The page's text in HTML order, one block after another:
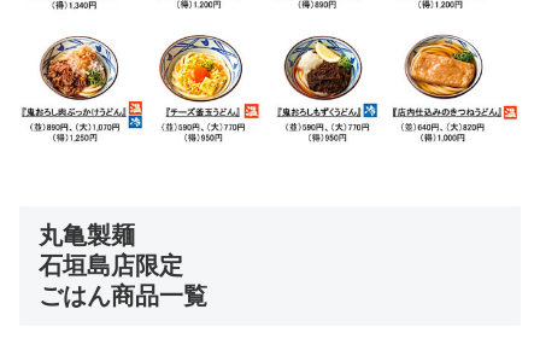
丸亀製麺
石垣島店限定
ごはん商品一覧